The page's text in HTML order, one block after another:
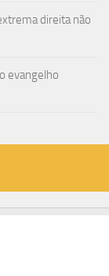
direita não
evangelho